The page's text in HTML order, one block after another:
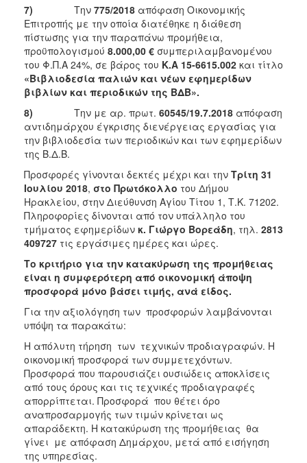
7) Tην 775/2018 απόφαση Οικονομικής
Επιτροπής με την οποία διατέθηκε η διάθεση
πίστωσης για την παραπάνω προμήθεια,
προϋπολογισμού 8.000,00 € συμπεριλαμβανομένου
του Φ.Π.Α 24%, σε βάρος του Κ.Α 15-6615.002 και τίτλο
«Βιβλιοδεσία παλιών και νέων εφημερίδων
βιβλίων και περιοδικών της ΒΔΒ».
8) Την με αρ. πρωτ. 60545/19.7.2018 απόφαση
αντιδημάρχου έγκρισης διενέργειας εργασίας για
την βιβλιοδεσία των περιοδικών και των εφημερίδων
της Β.Δ.Β.
Προσφορές γίνονται δεκτές μέχρι και την Τρίτη 31
Ιουλίου 2018, στο Πρωτόκολλο του Δήμου
Ηρακλείου, στην Διεύθυνση Αγίου Τίτου 1, Τ.Κ. 71202.
Πληροφορίες δίνονται από τον υπάλληλο του
τμήματος εφημερίδων κ. Γιώργο Βορεάδη, τηλ. 2813
409727 τις εργάσιμες ημέρες και ώρες.
Το κριτήριο για την κατακύρωση της προμήθειας
είναι η συμφερότερη από οικονομική άποψη
προσφορά μόνο βάσει τιμής, ανά είδος.
Για την αξιολόγηση των προσφορών λαμβάνονται
υπόψη τα παρακάτω:
Η απόλυτη τήρηση των τεχνικών προδιαγραφών. Η
οικονομική προσφορά των συμμετεχόντων.
Προσφορά που παρουσιάζει ουσιώδεις αποκλίσεις
από τους όρους και τις τεχνικές προδιαγραφές
απορρίπτεται. Προσφορά που θέτει όρο
αναπροσαρμογής των τιμών κρίνεται ως
απαράδεκτη. Η κατακύρωση της προμήθειας θα
γίνει με απόφαση Δημάρχου, μετά από εισήγηση
της υπηρεσίας.